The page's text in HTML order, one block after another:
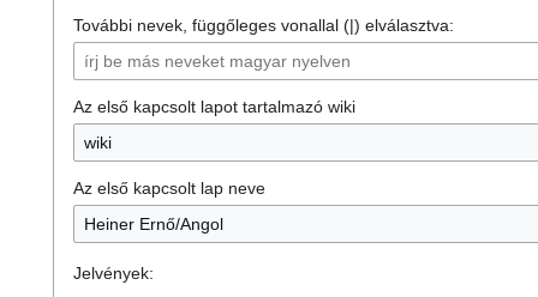
További nevek, függőleges vonallal (|) elválasztva:
Az első kapcsolt lapot tartalmazó wiki
Az első kapcsolt lap neve
Jelvények: